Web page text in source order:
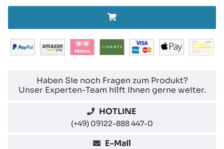
Haben Sie noch Fragen zum Produkt?
Unser Experten-Team hilft Ihnen gerne weiter.
HOTLINE
(+49) 09122-888 447-0
E-Mail